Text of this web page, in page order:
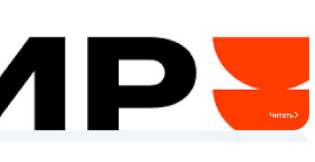
Читать